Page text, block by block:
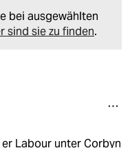
bei ausgewählten
sind sie zu finden.
Labour unter Corbyn